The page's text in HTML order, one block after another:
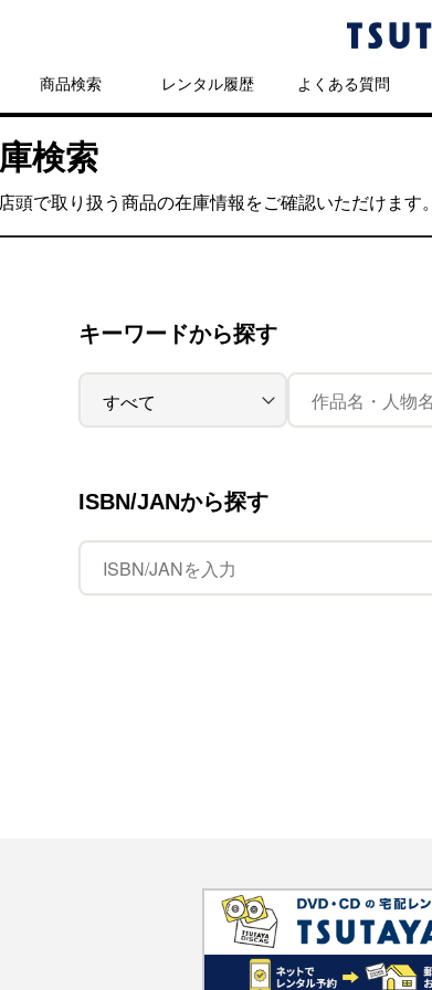
商品検索 レンタル履歴 よくある質問
検索
頭で取り扱う商品の在庫情報をご確認いただけます。
キーワードから探す
ISBN/JANから探す